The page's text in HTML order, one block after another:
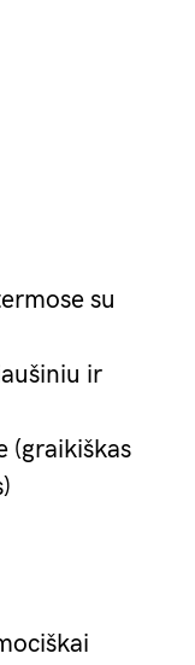
su
ir
(graikiškas